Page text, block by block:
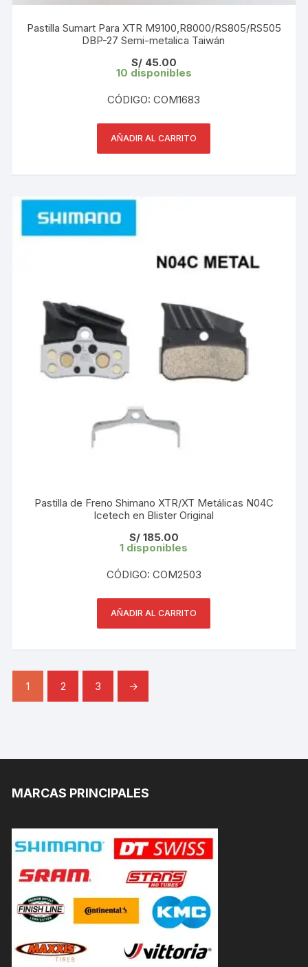
Pastilla Sumart Para XTR M9100,R8000/RS805/RS505
DBP-27 Semi-metalica Taiwán
S/45.00
10 disponibles
CÓDIGO: COM1683
AÑADIR AL CARRITO
Pastilla de Freno Shimano XTR/XT Metálicas N04C
Icetech en Blister Original
S/185.00
1 disponibles
CÓDIGO: COM2503
AÑADIR AL CARRITO
1 2 3 →
MARCAS PRINCIPALES